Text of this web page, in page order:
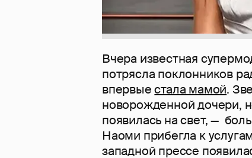
Вчера известная
потрясла поклонников
впервыестала мамой.
новорожденной дочери,
появилась на свет, —
Наоми прибегла к
западной прессе